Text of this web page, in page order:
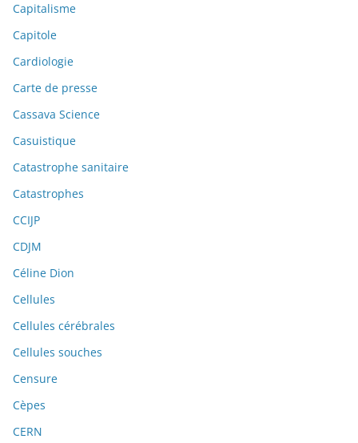
Capitalisme
Capitole
Cardiologie
Carte de presse
Cassava Science
Casuistique
Catastrophe sanitaire
Catastrophes
CCIJP
CDJM
Céline Dion
Cellules
Cellules cérébrales
Cellules souches
Censure
Cèpes
CERN